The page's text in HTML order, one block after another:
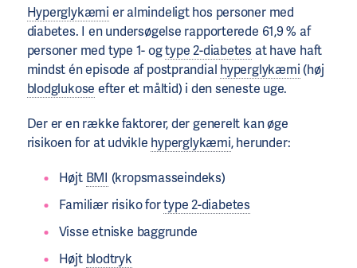
Hyperglykæmi er almindeligt hos personer med
diabetes. I en undersøgelse rapporterede 61,9 % af
personer med type 1- ogtype 2-diabetes at have haft
mindst én episode af postprandial hyperglykæmi(høj
blodglukose efter et måltid) i den seneste uge.
Der er en række faktorer, der generelt kan øge
risikoen for at udvikle hyperglykæmi, herunder:
Højt BMI (kropsmasseindeks)
Familiær risiko fortype 2-diabetes
Visse etniske baggrunde
Højt blodtryk